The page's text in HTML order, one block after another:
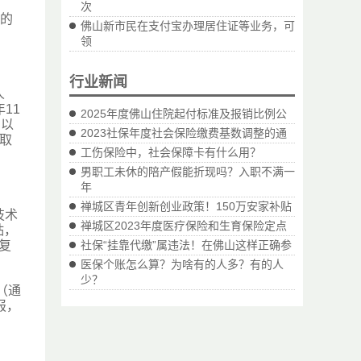
次
佛山新市民在支付宝办理居住证等业务，可
领
行业新闻
2025年度佛山住院起付标准及报销比例公
2023社保年度社会保险缴费基数调整的通
工伤保险中，社会保障卡有什么用？
男职工未休的陪产假能折现吗？入职不满一
年
禅城区青年创新创业政策！150万安家补贴
禅城区2023年度医疗保险和生育保险定点
社保“挂靠代缴”属违法！在佛山这样正确参
医保个账怎么算？为啥有的人多？有的人
少？
11
术
通